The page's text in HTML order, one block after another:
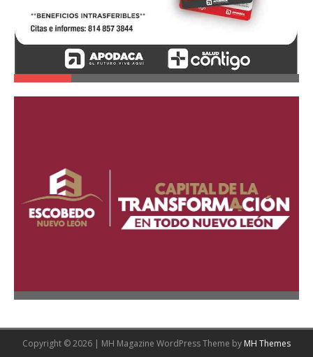
Copyright © 2026 | MH Magazine WordPress Theme by MH Themes